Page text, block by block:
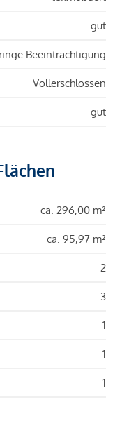
gut
Beeinträchtigung
Vollerschlossen
gut
ca. 296,00 m²
ca. 95,97 m²
2
3
1
1
1